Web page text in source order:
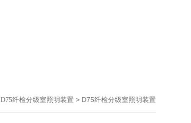
D75纤检分级室照明装置 > D75纤检分级室照明装置